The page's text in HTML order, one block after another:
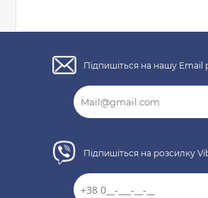
ПРОДОВЖИТИ
Загальні характеристики
Тип системи
130/
Матеріал
ПВХ
Технологія
виробництва
Довжина
Вага
0,062
Габарити
127 ×
Написати відгук
Ваше ім’я:
Ваш відгук
Підпишіться на нашу Email
Підпишіться на розсилку